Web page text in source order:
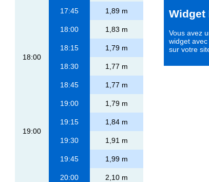
17:45 1,89 m
18:00
18:00 1,83 m
18:15 1,79 m
18:30 1,77 m
18:45 1,77 m
19:00
19:00 1,79 m
19:15 1,84 m
19:30 1,91 m
19:45 1,99 m
20:00 2,10 m
Widget
Vous avez
widget
sur votre